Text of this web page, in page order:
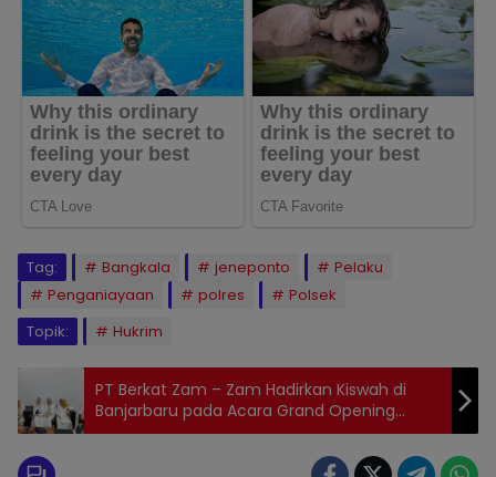
Tag: Bangkala jeneponto
Pelaku
Penganiayaan
polres
Polsek
Topik:
Hukrim
PT Berkat Zam – Zam Hadirkan Kiswah di
Banjarbaru pada Acara Grand Opening
Risma Travel